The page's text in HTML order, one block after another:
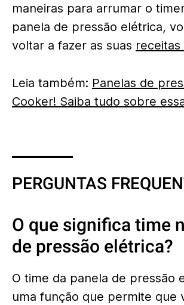
maneiras para arrumar o
panela de pressão elétrica,
voltar a fazer as suas receitas
Leia também: Panelas de
Cooker! Saiba tudo sobre
PERGUNTAS
O que significa time
de pressão elétrica?
O time da panela de pressão
uma função que permite que